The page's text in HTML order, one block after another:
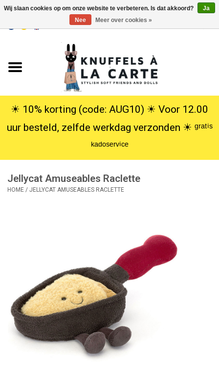
USD
Knuffels
Poppen
SALE
Cadeauservice
☀︎ 10% korting (code: AUG10) ☀︎ Voor 12.00
uur besteld, zelfde werkdag verzonden ☀︎ ᵍʳᵃᵗⁱˢ
ᵏᵃᵈᵒˢᵉʳᵛⁱᶜᵉ
Jellycat Amuseables Raclette
HOME / JELLYCAT AMUSEABLES RACLETTE
Wij slaan cookies op om onze website te verbeteren. Is dat akkoord?
Ja
Nee
Meer over cookies »